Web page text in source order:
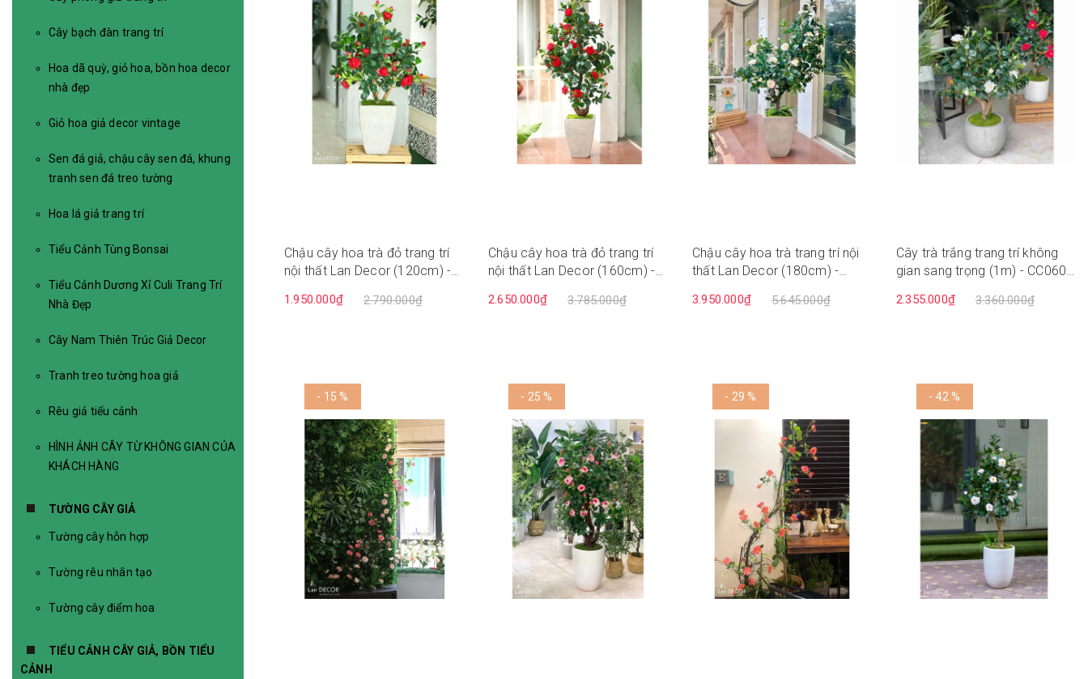
Cây bạch đàn trang trí
Hoa dã quỳ, giỏ hoa, bồn hoa decor
nhà đẹp
Giỏ hoa giả decor vintage
Sen đá giả, chậu cây sen đá, khung
tranh sen đá treo tường
Hoa lá giả trang trí
Tiểu Cảnh Tùng Bonsai
Tiểu Cảnh Dương Xỉ Culi Trang Trí
Nhà Đẹp
Cây Nam Thiên Trúc Giả Decor
Tranh treo tường hoa giả
Rêu giả tiểu cảnh
HÌNH ẢNH CÂY TỪ KHÔNG GIAN CỦA
KHÁCH HÀNG
TƯỜNG CÂY GIẢ
Tường cây hỗn hợp
Tường rêu nhân tạo
Tường cây điểm hoa
TIỂU CẢNH CÂY GIẢ, BỒN TIỂU
CẢNH
Chậu cây hoa trà đỏ trang trí
nội thất Lan Decor (120cm) -
1.950.000₫ 2.790.000₫
Chậu cây hoa trà đỏ trang trí
nội thất Lan Decor (160cm) -
2.650.000₫ 3.785.000₫
Chậu cây hoa trà trang trí nội
thất Lan Decor (180cm) -
3.950.000₫ 5.645.000₫
Cây trà trắng trang trí không
gian sang trọng (1m) - CC060-
2.355.000₫ 3.360.000₫
- 15 % - 25 % - 29 % - 42 %